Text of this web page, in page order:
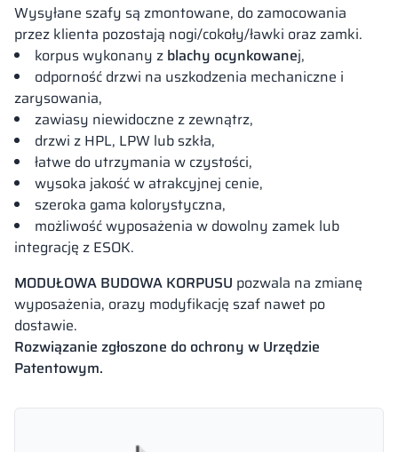
Wysyłane szafy są zmontowane, do zamocowania
przez klienta pozostają nogi/cokoły/ławki oraz zamki.
korpus wykonany z blachy ocynkowanej,
odporność drzwi na uszkodzenia mechaniczne i
zarysowania,
zawiasy niewidoczne z zewnątrz,
drzwi z HPL, LPW lub szkła,
łatwe do utrzymania w czystości,
wysoka jakość w atrakcyjnej cenie,
szeroka gama kolorystyczna,
możliwość wyposażenia w dowolny zamek lub
integrację z ESOK.
MODUŁOWA BUDOWA KORPUSU pozwala na zmianę
wyposażenia, orazy modyfikację szaf nawet po
dostawie.
Rozwiązanie zgłoszone do ochrony w Urzędzie
Patentowym.